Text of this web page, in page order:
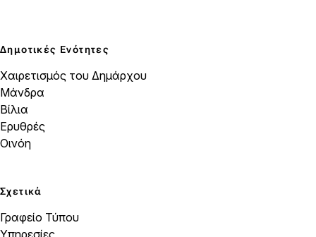
Δημοτικές Ενότητες
Χαιρετισμός του Δημάρχου
Μάνδρα
Βίλια
Ερυθρές
Οινόη
Σχετικά
Γραφείο Τύπου